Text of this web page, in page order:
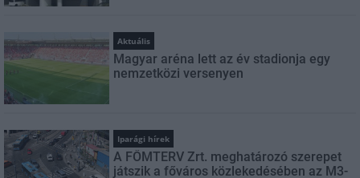
Aktuális
Magyar aréna lett az év stadionja egy
nemzetközi versenyen
Iparági hírek
A FŐMTERV Zrt. meghatározó szerepet
játszik a főváros közlekedésében az M3-